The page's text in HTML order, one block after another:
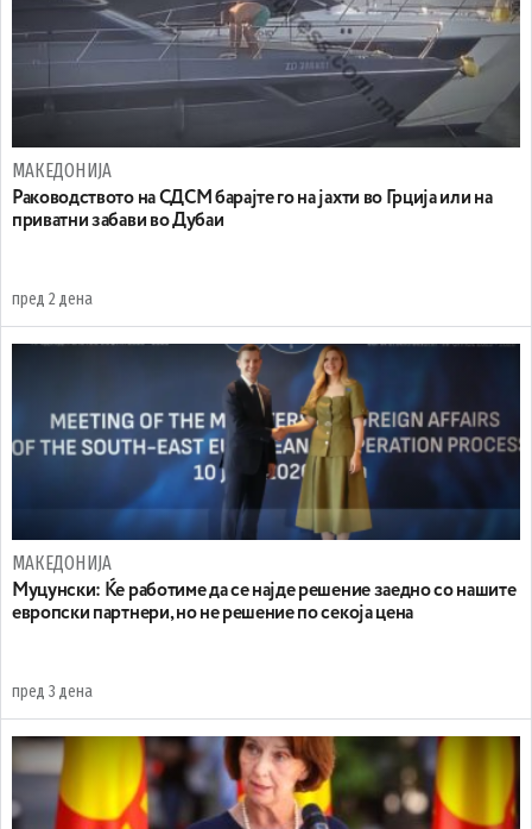
МАКЕДОНИЈА
Раководството на СДСМ барајте го на јахти во Грција или на
приватни забави во Дубаи
пред 2 дена
МАКЕДОНИЈА
Муцунски: Ќе работиме да се најде решение заедно со нашите
европски партнери, но не решение по секоја цена
пред 3 дена